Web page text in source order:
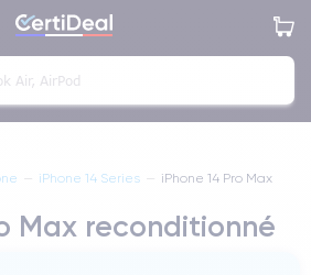
— iPhone 14 Series — iPhone 14 Pro Max
Max reconditionné